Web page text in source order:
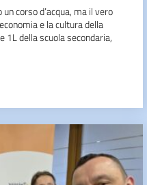
corso d’acqua, ma il vero
e la cultura della
1L della scuola secondaria,